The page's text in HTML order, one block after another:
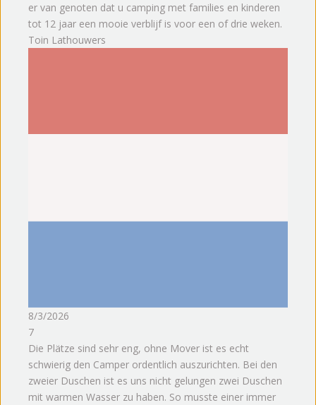
er van genoten dat u camping met families en kinderen
tot 12 jaar een mooie verblijf is voor een of drie weken.
Toin Lathouwers
8/3/2026
7
Die Plätze sind sehr eng, ohne Mover ist es echt
schwierig den Camper ordentlich auszurichten. Bei den
zweier Duschen ist es uns nicht gelungen zwei Duschen
mit warmen Wasser zu haben. So musste einer immer